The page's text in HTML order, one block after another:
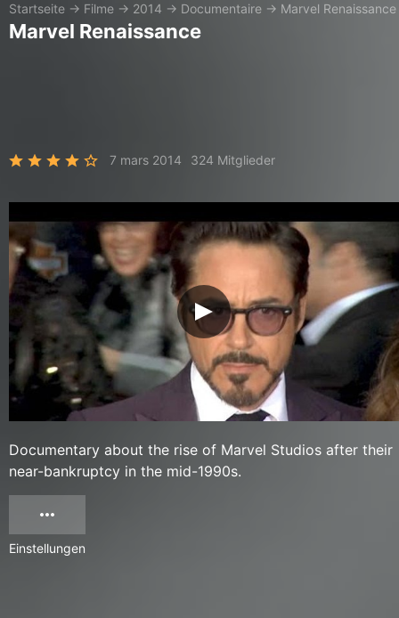
Startseite → Filme → 2014 → Documentaire → Marvel Renaissance
Marvel Renaissance
7 mars 2014 324 Mitglieder
Documentary about the rise of Marvel Studios after their
near-bankruptcy in the mid-1990s.
Einstellungen